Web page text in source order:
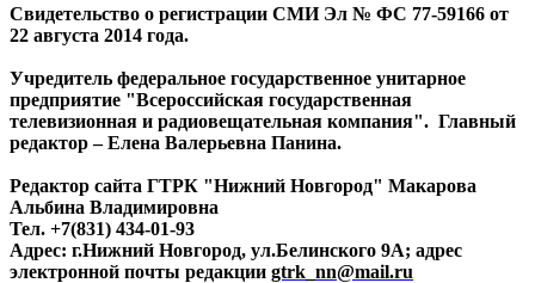
Свидетельство о регистрации СМИ Эл № ФС 77-59166 от
22 августа 2014 года.
Учредитель федеральное государственное унитарное
предприятие "Всероссийская государственная
телевизионная и радиовещательная компания". Главный
редактор – Елена Валерьевна Панина.
Редактор сайта ГТРК "Нижний Новгород" Макарова
Альбина Владимировна
Тел. +7(831) 434-01-93
Адрес: г.Нижний Новгород, ул.Белинского 9А; адрес
электронной почты редакции gtrk_nn@mail.ru